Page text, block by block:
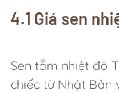
4.1 Giá sen
Sen tắm nhiệt độ
chiếc từ Nhật